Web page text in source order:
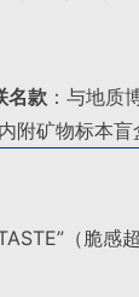
名款 ：与地质
附矿物标本盲
（脆感超